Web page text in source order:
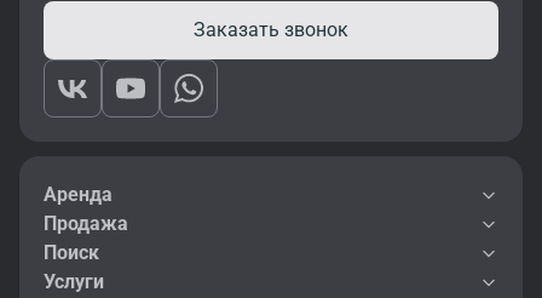
Заказать звонок
Аренда
Продажа
Поиск
Услуги